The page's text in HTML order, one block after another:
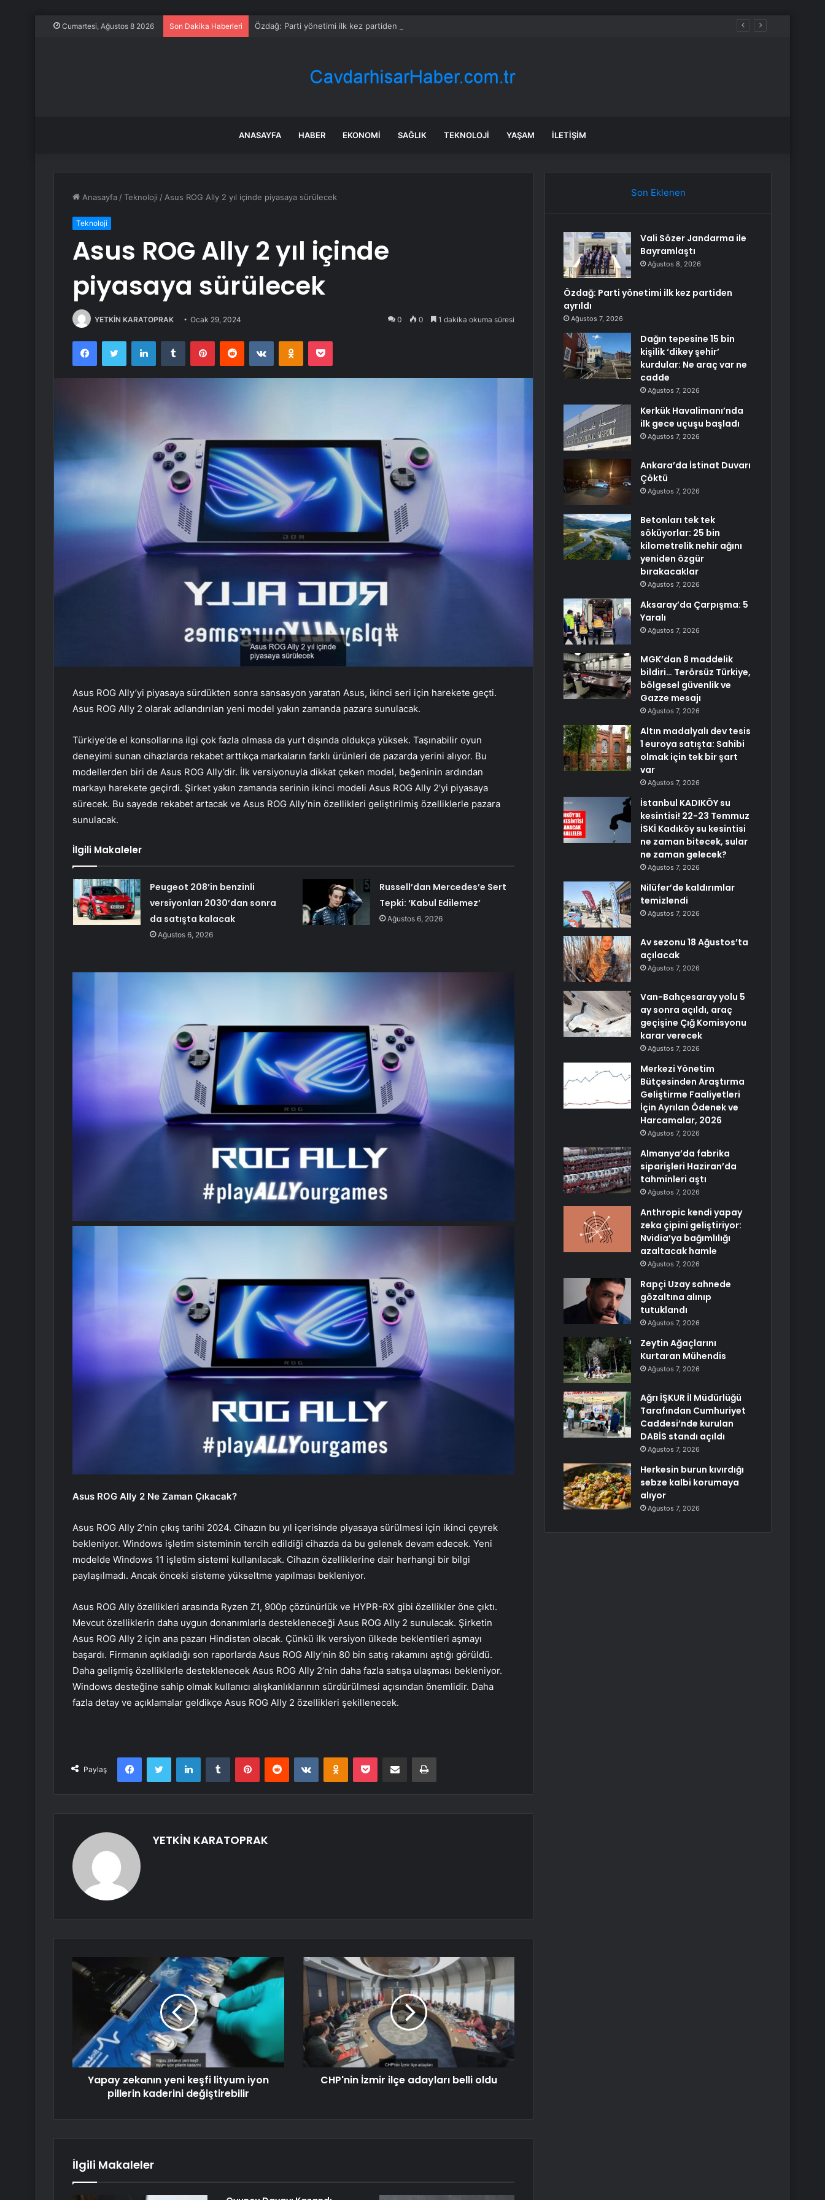
Cumartesi, Ağustos 8 2026 Son Dakika Haberleri Özdağ: Parti yönetimi ilk kez partiden ayrıldı
ANASAYFA HABER EKONOMI SAĞLIK TEKNOLOJI YAŞAM İLETIŞIM
Anasayfa /Teknoloji / Asus ROG Ally 2 yıl içinde piyasaya sürülecek
Teknoloji
Asus ROG Ally 2 yıl içinde
piyasaya sürülecek
YETKİN KARATOPRAK Ocak 29, 2024 0 0 1 dakika okuma süresi
FacebookTwitter LinkedInTumblr PinterestReddit VKontakteOdnoklassniki
Pocket
Asus ROG Ally’yi piyasaya sürdükten sonra sansasyon yaratan Asus, ikinci seri için harekete geçti.
Asus ROG Ally 2 olarak adlandırılan yeni model yakın zamanda pazara sunulacak.
Türkiye’de el konsollarına ilgi çok fazla olmasa da yurt dışında oldukça yüksek. Taşınabilir oyun
deneyimi sunan cihazlarda rekabet arttıkça markaların farklı ürünleri de pazarda yerini alıyor. Bu
modellerden biri de Asus ROG Ally’dir. İlk versiyonuyla dikkat çeken model, beğeninin ardından
markayı harekete geçirdi. Şirket yakın zamanda serinin ikinci modeli Asus ROG Ally 2’yi piyasaya
sürecek. Bu sayede rekabet artacak ve Asus ROG Ally’nin özellikleri geliştirilmiş özelliklerle pazara
sunulacak.
İlgili Makaleler
Peugeot 208’in benzinli
versiyonları 2030’dan sonra
da satışta kalacak
Ağustos 6, 2026
Russell’dan Mercedes’e Sert
Tepki: ‘Kabul Edilemez’
Ağustos 6, 2026
Asus ROG Ally 2 Ne Zaman Çıkacak?
Asus ROG Ally 2’nin çıkış tarihi 2024. Cihazın bu yıl içerisinde piyasaya sürülmesi için ikinci çeyrek
bekleniyor. Windows işletim sisteminin tercih edildiği cihazda da bu gelenek devam edecek. Yeni
modelde Windows 11 işletim sistemi kullanılacak. Cihazın özelliklerine dair herhangi bir bilgi
paylaşılmadı. Ancak önceki sisteme yükseltme yapılması bekleniyor.
Asus ROG Ally özellikleri arasında Ryzen Z1, 900p çözünürlük ve HYPR-RX gibi özellikler öne çıktı.
Mevcut özelliklerin daha uygun donanımlarla destekleneceği Asus ROG Ally 2 sunulacak. Şirketin
Asus ROG Ally 2 için ana pazarı Hindistan olacak. Çünkü ilk versiyon ülkede beklentileri aşmayı
başardı. Firmanın açıkladığı son raporlarda Asus ROG Ally’nin 80 bin satış rakamını aştığı görüldü.
Daha gelişmiş özelliklerle desteklenecek Asus ROG Ally 2’nin daha fazla satışa ulaşması bekleniyor.
Windows desteğine sahip olmak kullanıcı alışkanlıklarının sürdürülmesi açısından önemlidir. Daha
fazla detay ve açıklamalar geldikçe Asus ROG Ally 2 özellikleri şekillenecek.
Paylaş
FacebookTwitter LinkedInTumblr PinterestReddit VKontakteOdnoklassniki
Pocket E-Posta ile paylaş Yazdır
YETKİN KARATOPRAK
Yapay zekanın yeni keşfi lityum iyon
pillerin kaderini değiştirebilir
CHP'nin İzmir ilçe adayları belli oldu
İlgili Makaleler
Son Eklenen
Vali Sözer Jandarma ile
Bayramlaştı
Ağustos 8, 2026
Özdağ: Parti yönetimi ilk kez partiden
ayrıldı
Ağustos 7, 2026
Dağın tepesine 15 bin
kişilik ‘dikey şehir’
kurdular: Ne araç var ne
cadde
Ağustos 7, 2026
Kerkük Havalimanı’nda
ilk gece uçuşu başladı
Ağustos 7, 2026
Ankara’da İstinat Duvarı
Çöktü
Ağustos 7, 2026
Betonları tek tek
söküyorlar: 25 bin
kilometrelik nehir ağını
yeniden özgür
bırakacaklar
Ağustos 7, 2026
Aksaray’da Çarpışma: 5
Yaralı
Ağustos 7, 2026
MGK’dan 8 maddelik
bildiri… Terörsüz Türkiye,
bölgesel güvenlik ve
Gazze mesajı
Ağustos 7, 2026
Altın madalyalı dev tesis
1 euroya satışta: Sahibi
olmak için tek bir şart
var
Ağustos 7, 2026
İstanbul KADIKÖY su
kesintisi! 22-23 Temmuz
İSKİ Kadıköy su kesintisi
ne zaman bitecek, sular
ne zaman gelecek?
Ağustos 7, 2026
Nilüfer’de kaldırımlar
temizlendi
Ağustos 7, 2026
Av sezonu 18 Ağustos’ta
açılacak
Ağustos 7, 2026
Van-Bahçesaray yolu 5
ay sonra açıldı, araç
geçişine Çığ Komisyonu
karar verecek
Ağustos 7, 2026
Merkezi Yönetim
Bütçesinden Araştırma
Geliştirme Faaliyetleri
İçin Ayrılan Ödenek ve
Harcamalar, 2026
Ağustos 7, 2026
Almanya’da fabrika
siparişleri Haziran’da
tahminleri aştı
Ağustos 7, 2026
Anthropic kendi yapay
zeka çipini geliştiriyor:
Nvidia’ya bağımlılığı
azaltacak hamle
Ağustos 7, 2026
Rapçi Uzay sahnede
gözaltına alınıp
tutuklandı
Ağustos 7, 2026
Zeytin Ağaçlarını
Kurtaran Mühendis
Ağustos 7, 2026
Ağrı İŞKUR İl Müdürlüğü
Tarafından Cumhuriyet
Caddesi’nde kurulan
DABİS standı açıldı
Ağustos 7, 2026
Herkesin burun kıvırdığı
sebze kalbi korumaya
alıyor
Ağustos 7, 2026